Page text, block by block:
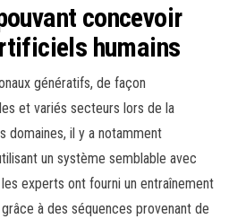
concevoir
humains
génératifs, de façon
et variés secteurs lors de la
domaines, il y a notamment
un système semblable avec
experts ont fourni un entraînement
à des séquences provenant de